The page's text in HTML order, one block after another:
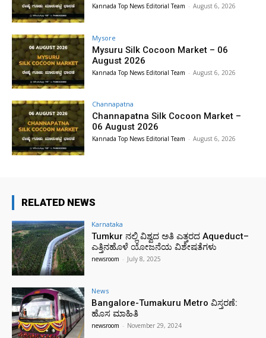
Kannada Top News Editorial Team - August 6, 2026
Mysore
Mysuru Silk Cocoon Market – 06
August 2026
Kannada Top News Editorial Team - August 6, 2026
Channapatna
Channapatna Silk Cocoon Market –
06 August 2026
Kannada Top News Editorial Team - August 6, 2026
RELATED NEWS
Karnataka
Tumkur ನಲ್ಲಿ ವಿಶ್ವದ ಅತಿ ಎತ್ತರದ Aqueduct–
ಎತ್ತಿನಹೊಳೆ ಯೋಜನೆಯ ವಿಶೇಷತೆಗಳು
newsroom - July 8, 2025
News
Bangalore-Tumakuru Metro ವಿಸ್ತರಣೆ:
ಹೊಸ ಮಾಹಿತಿ
newsroom - November 29, 2024